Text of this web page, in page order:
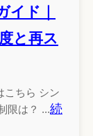
イド｜
と再ス
こちら シン
限は？ ...続